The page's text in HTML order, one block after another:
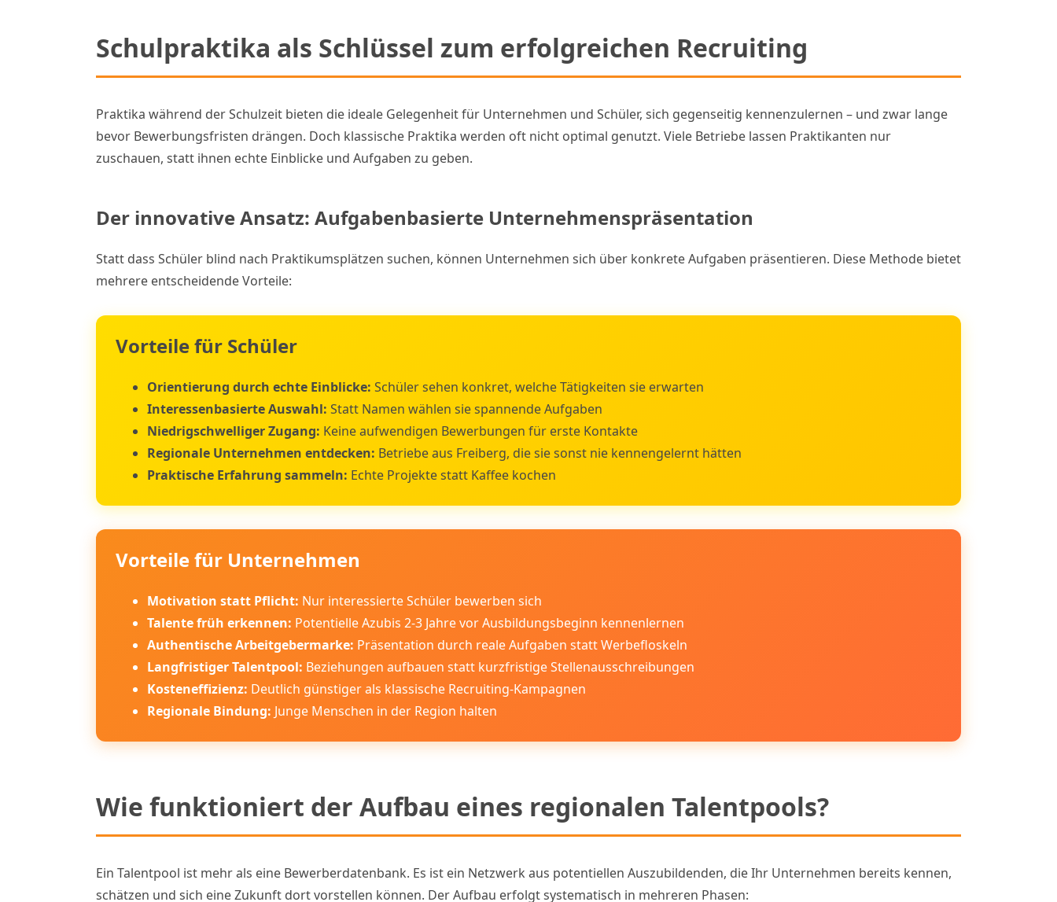
Schulpraktika als Schlüssel zum erfolgreichen Recruiting
Praktika während der Schulzeit bieten die ideale Gelegenheit für Unternehmen und Schüler, sich gegenseitig kennenzulernen – und zwar lange
bevor Bewerbungsfristen drängen. Doch klassische Praktika werden oft nicht optimal genutzt. Viele Betriebe lassen Praktikanten nur
zuschauen, statt ihnen echte Einblicke und Aufgaben zu geben.
Der innovative Ansatz: Aufgabenbasierte Unternehmenspräsentation
Statt dass Schüler blind nach Praktikumsplätzen suchen, können Unternehmen sich über konkrete Aufgaben präsentieren. Diese Methode bietet
mehrere entscheidende Vorteile:
Vorteile für Schüler
Orientierung durch echte Einblicke: Schüler sehen konkret, welche Tätigkeiten sie erwarten
Interessenbasierte Auswahl: Statt Namen wählen sie spannende Aufgaben
Niedrigschwelliger Zugang: Keine aufwendigen Bewerbungen für erste Kontakte
Regionale Unternehmen entdecken: Betriebe aus Freiberg, die sie sonst nie kennengelernt hätten
Praktische Erfahrung sammeln: Echte Projekte statt Kaffee kochen
Vorteile für Unternehmen
Motivation statt Pflicht: Nur interessierte Schüler bewerben sich
Talente früh erkennen: Potentielle Azubis 2-3 Jahre vor Ausbildungsbeginn kennenlernen
Authentische Arbeitgebermarke: Präsentation durch reale Aufgaben statt Werbefloskeln
Langfristiger Talentpool: Beziehungen aufbauen statt kurzfristige Stellenausschreibungen
Kosteneffizienz: Deutlich günstiger als klassische Recruiting-Kampagnen
Regionale Bindung: Junge Menschen in der Region halten
Wie funktioniert der Aufbau eines regionalen Talentpools?
Ein Talentpool ist mehr als eine Bewerberdatenbank. Es ist ein Netzwerk aus potentiellen Auszubildenden, die Ihr Unternehmen bereits kennen,
schätzen und sich eine Zukunft dort vorstellen können. Der Aufbau erfolgt systematisch in mehreren Phasen: